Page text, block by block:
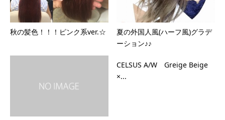
秋の髪色！！！ピンク系ver.☆
夏の外国人風(ハーフ風)グラデ
ーション♪♪
CELSUS A/W Greige Beige
×...